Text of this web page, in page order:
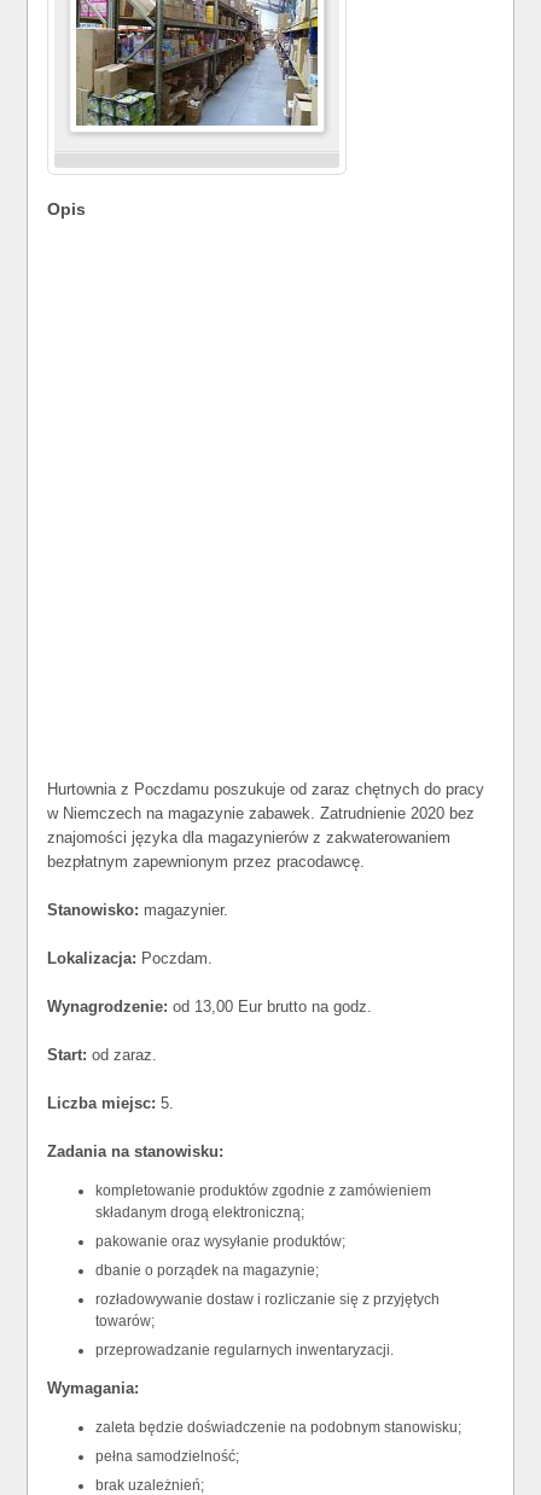
Opis
Hurtownia z Poczdamu poszukuje od zaraz chętnych do pracy
w Niemczech na magazynie zabawek. Zatrudnienie 2020 bez
znajomości języka dla magazynierów z zakwaterowaniem
bezpłatnym zapewnionym przez pracodawcę.
Stanowisko: magazynier.
Lokalizacja: Poczdam.
Wynagrodzenie: od 13,00 Eur brutto na godz.
Start: od zaraz.
Liczba miejsc: 5.
Zadania na stanowisku:
kompletowanie produktów zgodnie z zamówieniem
składanym drogą elektroniczną;
pakowanie oraz wysyłanie produktów;
dbanie o porządek na magazynie;
rozładowywanie dostaw i rozliczanie się z przyjętych
towarów;
przeprowadzanie regularnych inwentaryzacji.
Wymagania:
zaleta będzie doświadczenie na podobnym stanowisku;
pełna samodzielność;
brak uzależnień;